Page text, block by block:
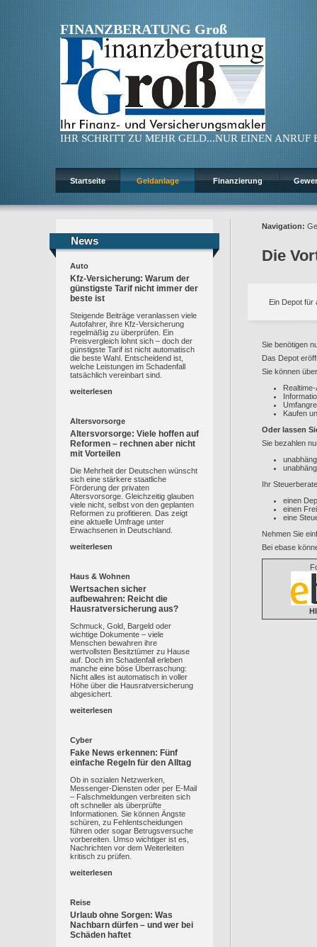
FINANZBERATUNG Groß
IHR SCHRITT ZU MEHR GELD...NUR EINEN ANRUF
Startseite Geldanlage Finanzierung
News
News
Auto
Kfz-Versicherung: Warum der
günstigste Tarif nicht immer der
beste ist
Steigende Beiträge veranlassen viele
Autofahrer, ihre Kfz-Versicherung
regelmäßig zu überprüfen. Ein
Preisvergleich lohnt sich – doch der
günstigste Tarif ist nicht automatisch
die beste Wahl. Entscheidend ist,
welche Leistungen im Schadenfall
tatsächlich vereinbart sind.
weiterlesen
Altersvorsorge
Altersvorsorge: Viele hoffen auf
Reformen – rechnen aber nicht
mit Vorteilen
Die Mehrheit der Deutschen wünscht
sich eine stärkere staatliche
Förderung der privaten
Altersvorsorge. Gleichzeitig glauben
viele nicht, selbst von den geplanten
Reformen zu profitieren. Das zeigt
eine aktuelle Umfrage unter
Erwachsenen in Deutschland.
weiterlesen
Haus & Wohnen
Wertsachen sicher
aufbewahren: Reicht die
Hausratversicherung aus?
Schmuck, Gold, Bargeld oder
wichtige Dokumente – viele
Menschen bewahren ihre
wertvollsten Besitztümer zu Hause
auf. Doch im Schadenfall erleben
manche eine böse Überraschung:
Nicht alles ist automatisch in voller
Höhe über die Hausratversicherung
abgesichert.
weiterlesen
Cyber
Fake News erkennen: Fünf
einfache Regeln für den Alltag
Ob in sozialen Netzwerken,
Messenger-Diensten oder per E-Mail
– Falschmeldungen verbreiten sich
oft schneller als überprüfte
Informationen. Sie können Ängste
schüren, zu Fehlentscheidungen
führen oder sogar Betrugsversuche
vorbereiten. Umso wichtiger ist es,
Nachrichten vor dem Weiterleiten
kritisch zu prüfen.
weiterlesen
Reise
Urlaub ohne Sorgen: Was
Nachbarn dürfen – und wer bei
Schäden haftet
Navigation:
Die
Ein Depot für
Sie benötigen
Das Depot
Sie können
Kaufen
Oder lassen
Sie bezahlen
Ihr
einen
einen
eine
Nehmen Sie
Bei ebase